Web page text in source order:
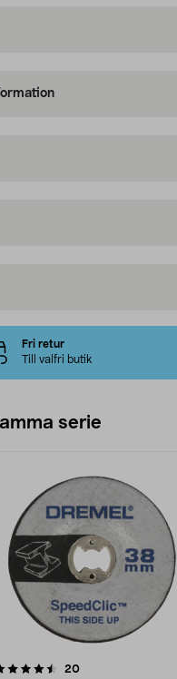
Fri retur
Till valfri butik
serie
20recensioner
3.0av 5 stjärnor